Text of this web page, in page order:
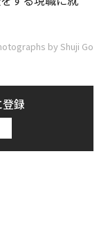
by Shuji Go
録